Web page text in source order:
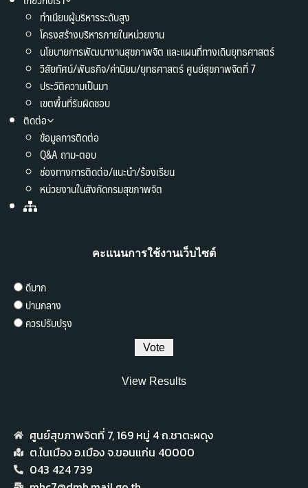
ทำเนียบผู้บริหารระดับสูง
โครงสร้างบริหารภายในหน่วยงาน
นโยบายการพัฒนางานสุขภาพจิต และแผนที่ทางเดินยุทธศาสตร์
วิสัยทัศน์/พันธกิจ/ค่านิยม/ยุทธศาสตร์ ศูนย์สุขภาพจิตที่ 7
ประวัติความเป็นมา
เขตพื้นที่รับผิดชอบ
ติดต่อ
ข้อมูลการติดต่อ
Q&A ถาม-ตอบ
ช่องทางการติดต่อ/แนะนำ/ร้องเรียน
หน่วยงานในสังกัดกรมสุขภาพจิต
คะแนนการใช้งานเว็บไซต์
ดีมาก
ปานกลาง
ควรปรับปรุง
View Results
ศูนย์สุขภาพจิตที่ 7,​ 169 หมู่ 4 ถ.ชาตะผดุง
ต.ในเมือง อ.เมือง จ.ขอนแก่น 40000
043 424 739